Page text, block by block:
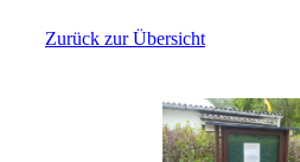
Zurück zur Übersicht